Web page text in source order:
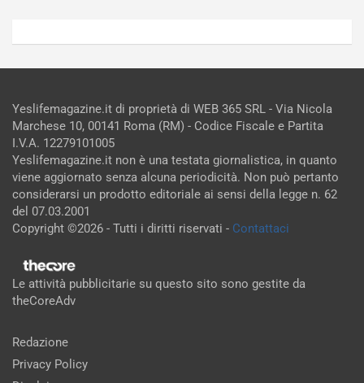
Yeslifemagazine.it di proprietà di WEB 365 SRL - Via Nicola
Marchese 10, 00141 Roma (RM) - Codice Fiscale e Partita
I.V.A. 12279101005
Yeslifemagazine.it non è una testata giornalistica, in quanto
viene aggiornato senza alcuna periodicità. Non può pertanto
considerarsi un prodotto editoriale ai sensi della legge n. 62
del 07.03.2001
Copyright ©2026 - Tutti i diritti riservati - Contattaci
Le attività pubblicitarie su questo sito sono gestite da
theCoreAdv
Redazione
Privacy Policy